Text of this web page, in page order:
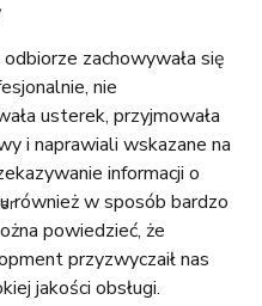
odbiorze zachowywała się
nie
usterek, przyjmowała
i naprawiali wskazane na
informacji o
również w sposób bardzo
powiedzieć, że
przyzwyczaił nas
jakości obsługi.